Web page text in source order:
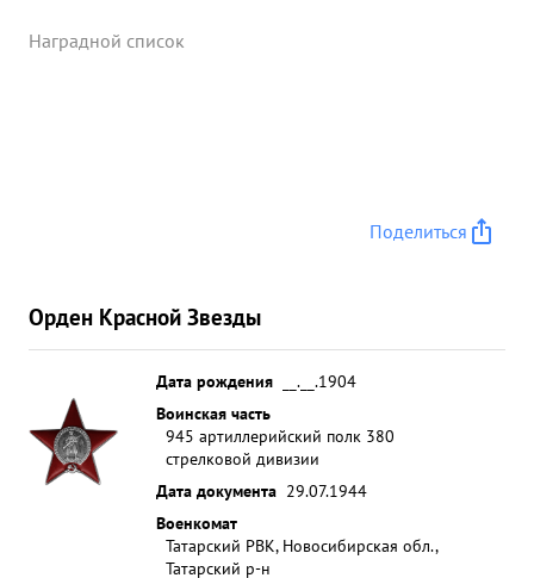
Наградной список
Поделиться
Орден Красной Звезды
Дата рождения
__.__.1904
Воинская часть
945 артиллерийский полк 380
стрелковой дивизии
Дата документа 29.07.1944
Военкомат
Татарский РВК, Новосибирская обл.,
Татарский р-н